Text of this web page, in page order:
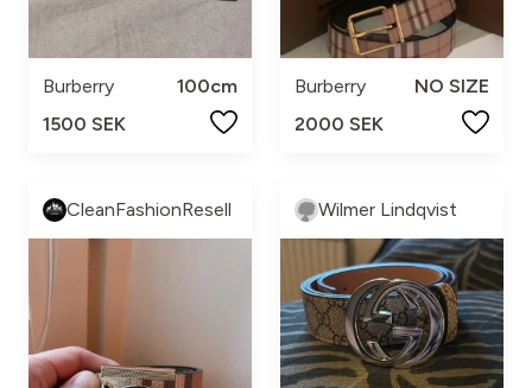
Burberry
100cm
1500 SEK
Burberry
NO SIZE
2000 SEK
CleanFashionResell Wilmer Lindqvist